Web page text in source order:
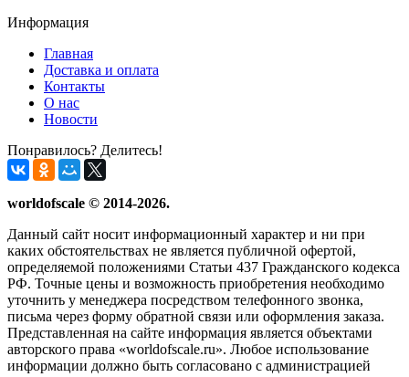
Информация
Главная
Доставка и оплата
Контакты
О нас
Новости
Понравилось? Делитесь!
worldofscale © 2014-2026.
Данный сайт носит информационный характер и ни при
каких обстоятельствах не является публичной офертой,
определяемой положениями Статьи 437 Гражданского кодекса
РФ. Точные цены и возможность приобретения необходимо
уточнить у менеджера посредством телефонного звонка,
письма через форму обратной связи или оформления заказа.
Представленная на сайте информация является объектами
авторского права «worldofscale.ru». Любое использование
информации должно быть согласовано с администрацией